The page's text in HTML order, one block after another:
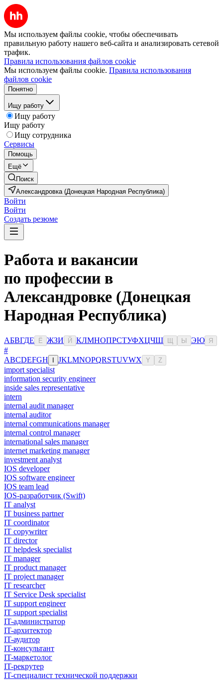
Мы используем файлы cookie, чтобы обеспечивать
правильную работу нашего веб-сайта и анализировать сетевой
трафик.
Правила использования файлов cookie
Мы используем файлы cookie. Правила использования
файлов cookie
Понятно
Ищу работу
Ищу работу
Ищу работу
Ищу сотрудника
Сервисы
Помощь
Ещё
Поиск
Александровка (Донецкая Народная Республика)
Войти
Войти
Создать резюме
Работа и вакансии
по профессии в
Александровке (Донецкая
Народная Республика)
АБВГДЕ Ё ЖЗИ Й КЛМНОПРСТУФХЦЧШ Ы ЭЮ Я
#
ABCDEFGH JKLMNOPQRSTUVWX Y Z
import specialist
information security engineer
inside sales representative
intern
internal audit manager
internal auditor
internal communications manager
internal control manager
international sales manager
internet marketing manager
investment analyst
IOS developer
IOS software engineer
IOS team lead
IOS-разработчик (Swift)
IT analyst
IT business partner
IT coordinator
IT copywriter
IT director
IT helpdesk specialist
IT manager
IT product manager
IT project manager
IT researcher
IT Service Desk specialist
IT support engineer
IT support specialist
IT-администратор
IT-архитектор
IT-аудитор
IT-консультант
IT-маркетолог
IT-рекрутер
IT-специалист технической поддержки